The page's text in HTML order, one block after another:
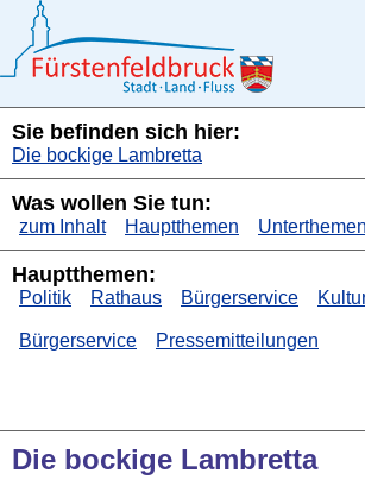
Sie befinden sich hier:
Die bockige Lambretta
Was wollen Sie tun:
zum Inhalt Hauptthemen Unterthemen
Hauptthemen:
Politik Rathaus Bürgerservice
Bürgerservice Pressemitteilungen
Die bockige Lambretta